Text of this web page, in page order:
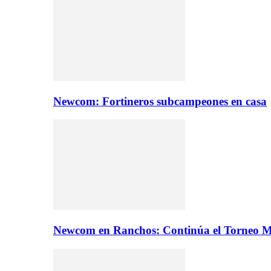
Newcom: Fortineros subcampeones en casa
Newcom en Ranchos: Continúa el Torneo